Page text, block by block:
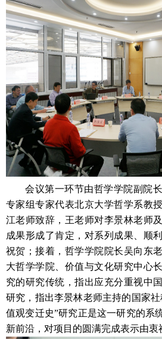
会议第一环节由哲学学院副院
专家组专家代表北京大学哲学系教
江老师致辞，王老师对李景林老师
成果形成了肯定，对系列成果、顺
祝贺；接着，哲学学院院长吴向东
大哲学学院、价值与文化研究中心
究的研究传统，指出应充分重视中
研究，指出李景林老师主持的国家
值观变迁史”研究正是这一研究的系
新前沿，对项目的圆满完成表示由衷